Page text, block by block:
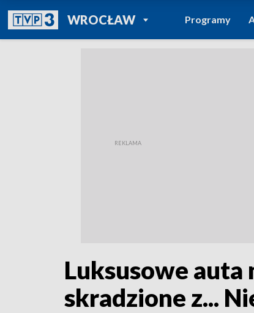
WROCŁAWPOWRÓT DO
TVP REGIONY
Programy
Luksusowe auta
skradzione z...